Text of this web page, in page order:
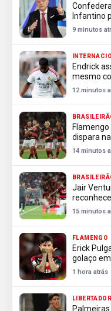
Infantino
9 minutos
Endrick
mesmo
12 minutos
dispara
14 minutos
Jair
15 minutos
FLAMENGO
Erick
golaço
1 hora atrás